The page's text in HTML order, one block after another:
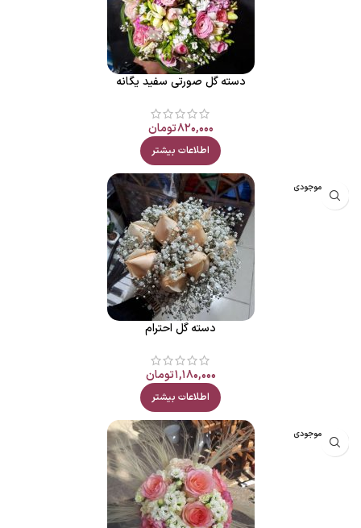
دسته گل صورتی سفید یگانه
۸۲۰,۰۰۰تومان
اطلاعات بیشتر
اتمام موجودی
دسته گل احترام
۱,۱۸۰,۰۰۰تومان
اطلاعات بیشتر
اتمام موجودی